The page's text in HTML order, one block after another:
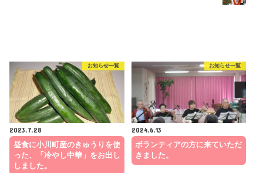
お知らせ一覧
2023.7.28
昼食に小川町産のきゅうりを使
った、「冷やし中華」をお出し
しました。
お知らせ一覧
2024.6.13
ボランティアの方に来ていただ
きました。